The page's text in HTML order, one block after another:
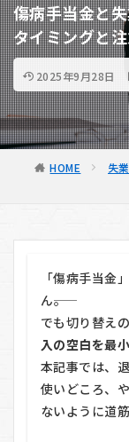
傷病手当金と
タイミングと
2025年9月28日
HOME 失
「傷病手当金
ん――。
でも切り替え
入の空白を最
本記事では、
使いどころ、
ないように道